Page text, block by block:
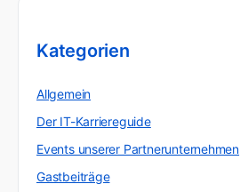
Kategorien
Allgemein
Der IT-Karriereguide
Events unserer Partnerunternehmen
Gastbeiträge